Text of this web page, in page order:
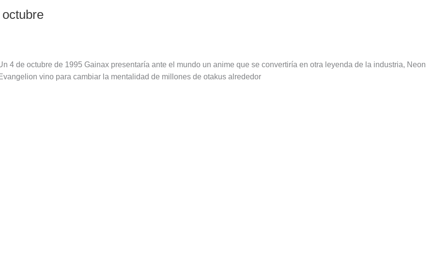
4 de octubre de 1995 Gainax presentaría ante el mundo un anime que se convertiría en otra leyenda de la industria, Neon
vino para cambiar la mentalidad de millones de otakus alrededor